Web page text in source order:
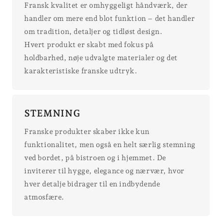
Fransk kvalitet er omhyggeligt håndværk, der
handler om mere end blot funktion – det handler
om tradition, detaljer og tidløst design.
Hvert produkt er skabt med fokus på
holdbarhed, nøje udvalgte materialer og det
karakteristiske franske udtryk.
STEMNING
Franske produkter skaber ikke kun
funktionalitet, men også en helt særlig stemning
ved bordet, på bistroen og i hjemmet. De
inviterer til hygge, elegance og nærvær, hvor
hver detalje bidrager til en indbydende
atmosfære.